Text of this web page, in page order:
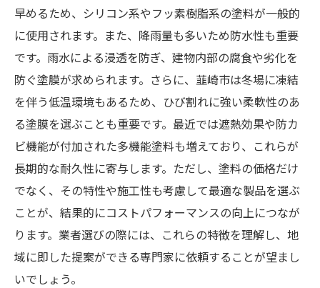
早めるため、シリコン系やフッ素樹脂系の塗料が一般的
に使用されます。また、降雨量も多いため防水性も重要
です。雨水による浸透を防ぎ、建物内部の腐食や劣化を
防ぐ塗膜が求められます。さらに、韮崎市は冬場に凍結
を伴う低温環境もあるため、ひび割れに強い柔軟性のあ
る塗膜を選ぶことも重要です。最近では遮熱効果や防カ
ビ機能が付加された多機能塗料も増えており、これらが
長期的な耐久性に寄与します。ただし、塗料の価格だけ
でなく、その特性や施工性も考慮して最適な製品を選ぶ
ことが、結果的にコストパフォーマンスの向上につなが
ります。業者選びの際には、これらの特徴を理解し、地
域に即した提案ができる専門家に依頼することが望まし
いでしょう。